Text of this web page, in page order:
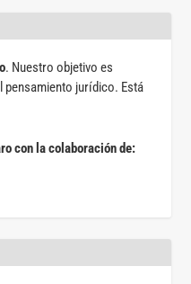
. Nuestro objetivo es
pensamiento jurídico. Está
con la colaboración de: